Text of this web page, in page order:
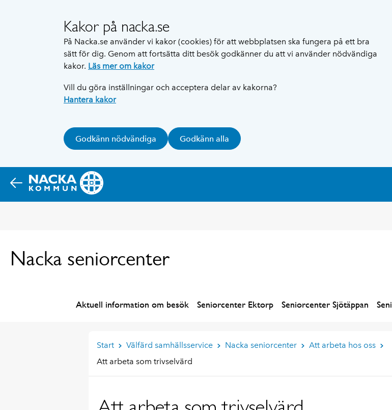
Kakor på nacka.se
På Nacka.se använder vi kakor (cookies) för att webbplatsen ska fungera på ett bra
sätt för dig. Genom att fortsätta ditt besök godkänner du att vi använder nödvändiga
kakor. Läs mer om kakor
Vill du göra inställningar och acceptera delar av kakorna?
Hantera kakor
Godkänn nödvändiga Godkänn alla
Nacka seniorcenter
Aktuell information om besök Seniorcenter Ektorp Seniorcenter Sjötäppan
Start Välfärd samhällsservice Nacka seniorcenter
Att arbeta hos oss
Att arbeta som trivselvärd